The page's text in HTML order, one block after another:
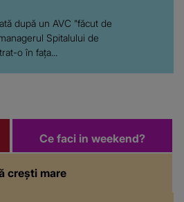
după un AVC "făcut de
Spitalului de
o în fața...
crești mare
Ce faci in weekend?